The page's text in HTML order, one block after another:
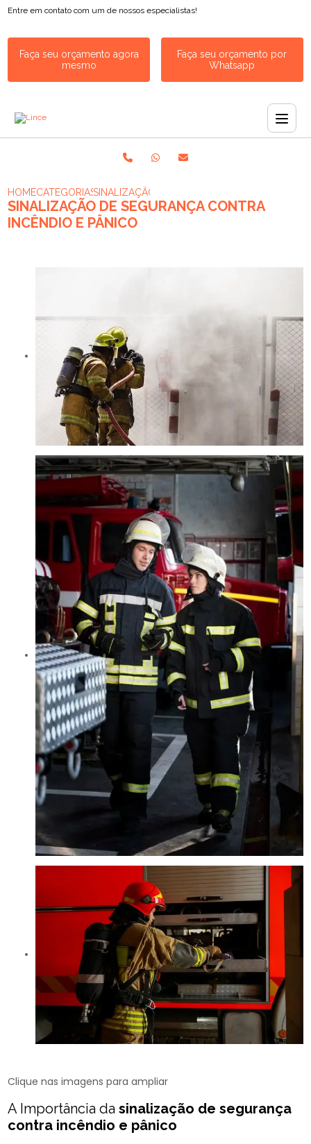
Entre em contato com um de nossos especialistas!
Faça seu orçamento agora
mesmo
Faça seu orçamento por
Whatsapp
HOMECATEGORIASSINALIZAÇÃO DE SEGURANÇA CONTRA
SINALIZAÇÃO DE SEGURANÇA CONTRA
INCÊNDIO E PÂNICO
Clique nas imagens para ampliar
A Importância dasinalização de segurança
contra incêndio e pânico